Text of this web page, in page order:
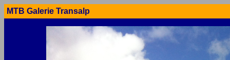
MTB Galerie Transalp